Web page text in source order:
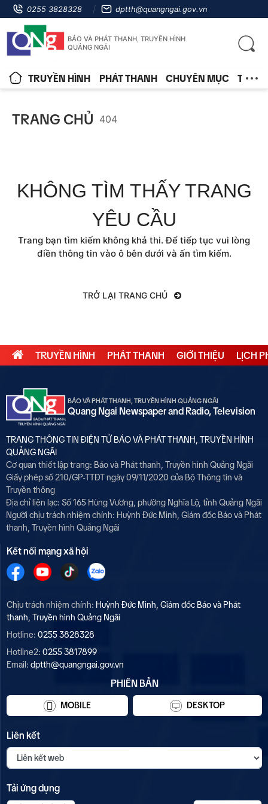
0255 3828328 dptth@quangngai.gov.vn
BÁO VÀ PHÁT THANH, TRUYỀN HÌNH
QUẢNG NGÃI
TRUYỀN HÌNH PHÁT THANH CHUYÊN MỤC TIN
TRANG CHỦ 404
KHÔNG TÌM THẤY TRANG
YÊU CẦU
Trang bạn tìm kiếm không khả thi. Để tiếp tục vui lòng
điền thông tin vào ô bên dưới và ấn tìm kiếm.
TRỞ LẠI TRANG CHỦ
TRUYỀN HÌNH PHÁT THANH GIỚI THIỆU LỊCH
BÁO VÀ PHÁT THANH, TRUYỀN HÌNH QUẢNG NGÃI
Quang Ngai Newspaper and Radio, Television
TRANG THÔNG TIN ĐIỆN TỬ BÁO VÀ PHÁT THANH, TRUYỀN HÌNH
QUẢNG NGÃI
Cơ quan thiết lập trang: Báo và Phát thanh, Truyền hình Quảng Ngãi
Giấy phép số 210/GP-TTĐT ngày 09/11/2020 của Bộ Thông tin và
Truyền thông
Địa chỉ liên lạc: Số 165 Hùng Vương, phường Nghĩa Lộ, tỉnh Quảng Ngãi
Người chịu trách nhiệm chính: Huỳnh Đức Minh, Giám đốc Báo và Phát
thanh, Truyền hình Quảng Ngãi
Kết nối mạng xã hội
Chịu trách nhiệm chính: Huỳnh Đức Minh, Giám đốc Báo và Phát
thanh, Truyền hình Quảng Ngãi
Hotline: 0255 3828328
Hotline2: 0255 3817899
Email: dptth@quangngai.gov.vn
PHIÊN BẢN
MOBILE DESKTOP
Liên kết
Tải ứng dụng